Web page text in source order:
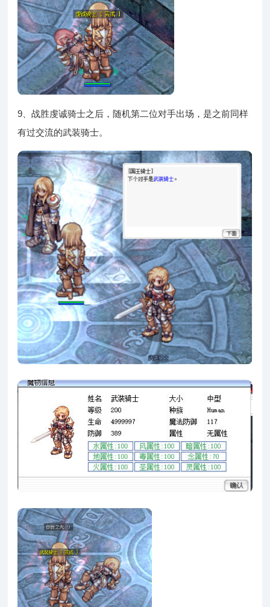
9、战胜虔诚骑士之后，随机第二位对手出场，是之前同样
有过交流的武装骑士。